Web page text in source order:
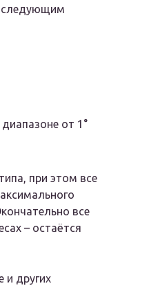
следующим
от 1°
при этом все
все
– остаётся
и других